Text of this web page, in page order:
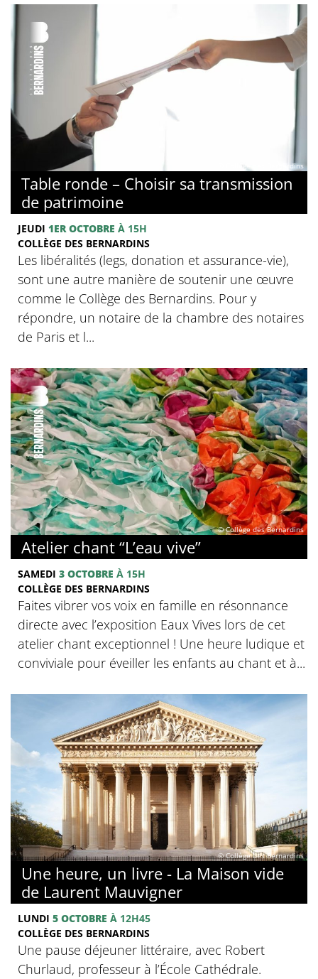
© Collège des Bernardins
Table ronde – Choisir sa transmission
de patrimoine
JEUDI 1ER OCTOBRE À 15H
COLLÈGE DES BERNARDINS
Les libéralités (legs, donation et assurance-vie),
sont une autre manière de soutenir une œuvre
comme le Collège des Bernardins. Pour y
répondre, un notaire de la chambre des notaires
de Paris et l...
© Collège des Bernardins
Atelier chant “L’eau vive”
SAMEDI 3 OCTOBRE À 15H
COLLÈGE DES BERNARDINS
Faites vibrer vos voix en famille en résonnance
directe avec l’exposition Eaux Vives lors de cet
atelier chant exceptionnel ! Une heure ludique et
conviviale pour éveiller les enfants au chant et à...
© Collège des Bernardins
Une heure, un livre - La Maison vide
de Laurent Mauvigner
LUNDI 5 OCTOBRE À 12H45
COLLÈGE DES BERNARDINS
Une pause déjeuner littéraire, avec Robert
Churlaud, professeur à l’École Cathédrale.